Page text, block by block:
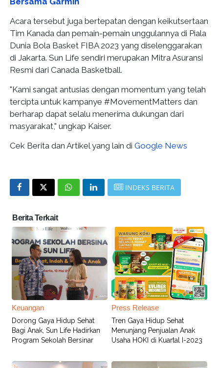
Acara tersebut juga bertepatan dengan keikutsertaan
Tim Kanada dan pemain-pemain unggulannya di Piala
Dunia Bola Basket FIBA 2023 yang diselenggarakan
di Jakarta. Sun Life sendiri merupakan Mitra Asuransi
Resmi dari Canada Basketball.
"Kami sangat antusias dengan momentum yang telah
tercipta untuk kampanye #MovementMatters dan
berharap dapat selalu menerima dukungan dari
masyarakat," ungkap Kaiser.
Cek Berita dan Artikel yang lain di Google News
INDEKS BERITA
Berita Terkait
Keuangan
Dorong Gaya Hidup Sehat
Bagi Anak, Sun Life Hadirkan
Program Sekolah Bersinar
Press Release
Tren Gaya Hidup Sehat
Menunjang Penjualan Anak
Usaha HOKI di Kuartal I-2023